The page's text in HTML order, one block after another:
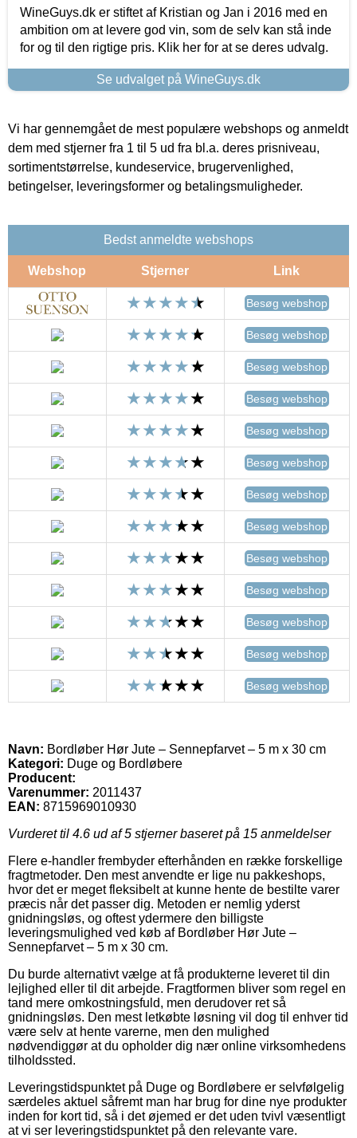
WineGuys.dk er stiftet af Kristian og Jan i 2016 med en
ambition om at levere god vin, som de selv kan stå inde
for og til den rigtige pris. Klik her for at se deres udvalg.
Se udvalget på WineGuys.dk
Vi har gennemgået de mest populære webshops og anmeldt
dem med stjerner fra 1 til 5 ud fra bl.a. deres prisniveau,
sortimentstørrelse, kundeservice, brugervenlighed,
betingelser, leveringsformer og betalingsmuligheder.
Bedst anmeldte webshops
Webshop Stjerner Link
Besøg webshop
Besøg webshop
Besøg webshop
Besøg webshop
Besøg webshop
Besøg webshop
Besøg webshop
Besøg webshop
Besøg webshop
Besøg webshop
Besøg webshop
Besøg webshop
Besøg webshop
Navn: Bordløber Hør Jute – Sennepfarvet – 5 m x 30 cm
Kategori: Duge og Bordløbere
Producent:
Varenummer: 2011437
EAN: 8715969010930
Vurderet til 4.6 ud af 5 stjerner baseret på 15 anmeldelser
Flere e-handler frembyder efterhånden en række forskellige
fragtmetoder. Den mest anvendte er lige nu pakkeshops,
hvor det er meget fleksibelt at kunne hente de bestilte varer
præcis når det passer dig. Metoden er nemlig yderst
gnidningsløs, og oftest ydermere den billigste
leveringsmulighed ved køb af Bordløber Hør Jute –
Sennepfarvet – 5 m x 30 cm.
Du burde alternativt vælge at få produkterne leveret til din
lejlighed eller til dit arbejde. Fragtformen bliver som regel en
tand mere omkostningsfuld, men derudover ret så
gnidningsløs. Den mest letkøbte løsning vil dog til enhver tid
være selv at hente varerne, men den mulighed
nødvendiggør at du opholder dig nær online virksomhedens
tilholdssted.
Leveringstidspunktet på Duge og Bordløbere er selvfølgelig
særdeles aktuel såfremt man har brug for dine nye produkter
inden for kort tid, så i det øjemed er det uden tvivl væsentligt
at vi ser leveringstidspunktet på den relevante vare.